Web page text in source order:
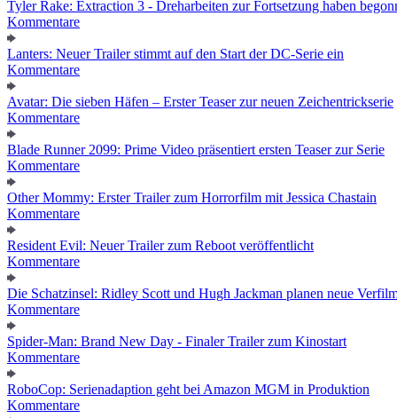
Tyler Rake: Extraction 3 - Dreharbeiten zur Fortsetzung haben
Kommentare
Lanters: Neuer Trailer stimmt auf den Start der DC-Serie ein
Kommentare
Avatar: Die sieben Häfen – Erster Teaser zur neuen Zeichentrickserie
Kommentare
Blade Runner 2099: Prime Video präsentiert ersten Teaser zur Serie
Kommentare
Other Mommy: Erster Trailer zum Horrorfilm mit Jessica Chastain
Kommentare
Resident Evil: Neuer Trailer zum Reboot veröffentlicht
Kommentare
Die Schatzinsel: Ridley Scott und Hugh Jackman planen neue
Kommentare
Spider-Man: Brand New Day - Finaler Trailer zum Kinostart
Kommentare
RoboCop: Serienadaption geht bei Amazon MGM in Produktion
Kommentare